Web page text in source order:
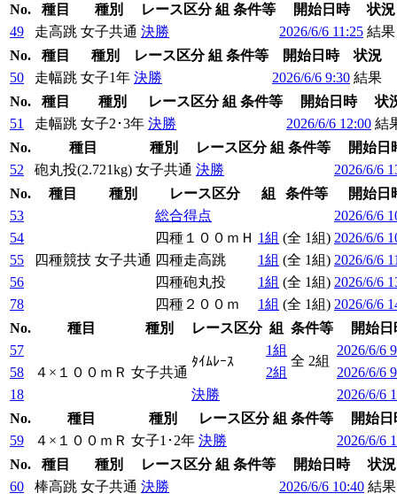
No.
種目 種別 レース区分 組 条件等 開始日時
状況
49
走高跳 女子共通 決勝 2026/6/6 11:25 結果
No.
種目 種別 レース区分 組 条件等 開始日時
状況
50
走幅跳 女子1年 決勝 2026/6/6 9:30 結果
No.
種目 種別 レース区分 組 条件等 開始日時
状
51
走幅跳 女子2･3年 決勝 2026/6/6 12:00 結
No.
種目 種別 レース区分 組 条件等
開始日
52
砲丸投(2.721kg) 女子共通 決勝
2026/6/6
No.
種目 種別 レース区分 組 条件等
開始日
53
四種競技 女子共通
総合得点
2026/6/6
54
四種１００ｍＨ 1組 (全 1組) 2026/6/6
55
四種走高跳 1組 (全 1組) 2026/6/6
56
四種砲丸投 1組 (全 1組) 2026/6/6
78
四種２００ｍ 1組 (全 1組) 2026/6/6
No.
種目 種別 レース区分 組 条件等
開始日
57
４×１００ｍＲ 女子共通
ﾀｲﾑﾚｰｽ
1組
全 2組
2026/6/6
58
2組
2026/6/6
18
決勝
2026/6/6
No.
種目 種別 レース区分 組 条件等
開始日
59
４×１００ｍＲ 女子1･2年 決勝
2026/6/6
No.
種目 種別 レース区分 組 条件等 開始日時
状況
60
棒高跳 女子共通 決勝 2026/6/6 10:40 結果